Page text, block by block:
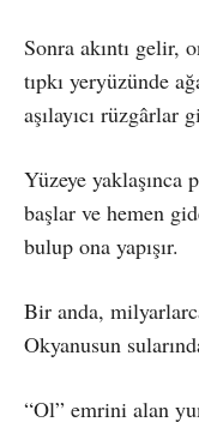
Sonra akıntı gelir,
tıpkı yeryüzünde
aşılayıcı rüzgârlar
Yüzeye yaklaşınca
başlar ve hemen
bulup ona yapışır.
Bir anda,
Okyanusun
“Ol” emrini alan